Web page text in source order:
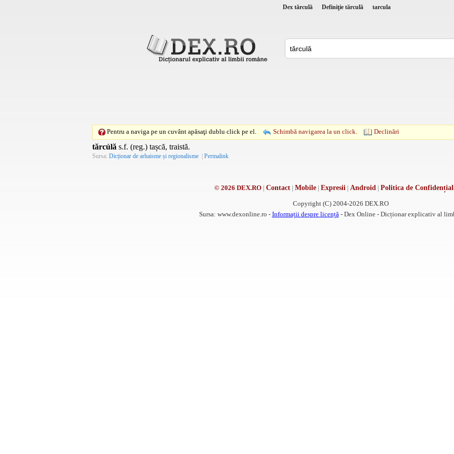
Dex tărculă Definiţie tărculă tarcula
Pentru a naviga pe un cuvânt apăsaţi dublu click pe el. Schimbă navigarea la un click. Declinări
tărcúlă s.f. (reg.) tașcă, traistă.
Sursa: Dicționar de arhaisme și regionalisme | Permalink
© 2026 DEX.RO| Contact| Mobile| Expresii | Android | Politica de
Copyright (C) 2004-2026 DEX.RO
Sursa: www.dexonline.ro - Informații despre licență - Dex Online - Dicționar explicativ al